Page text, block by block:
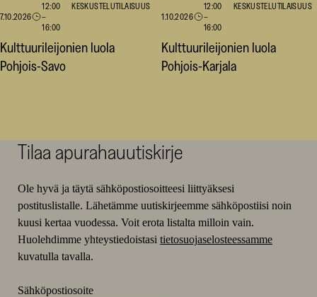
7.10.2026
12:00
–
16:00
KESKUSTELUTILAISUUS
Kulttuurileijonien luola
Pohjois-Savo
1.10.2026
12:00
–
16:00
KESKUSTELUTILAISUUS
Kulttuurileijonien luola
Pohjois-Karjala
Tilaa apurahauutiskirje
Ole hyvä ja täytä sähköpostiosoitteesi liittyäksesi
postituslistalle. Lähetämme uutiskirjeemme sähköpostiisi noin
kuusi kertaa vuodessa. Voit erota listalta milloin vain.
Huolehdimme yhteystiedoistasi tietosuojaselosteessamme
kuvatulla tavalla.
Sähköpostiosoite